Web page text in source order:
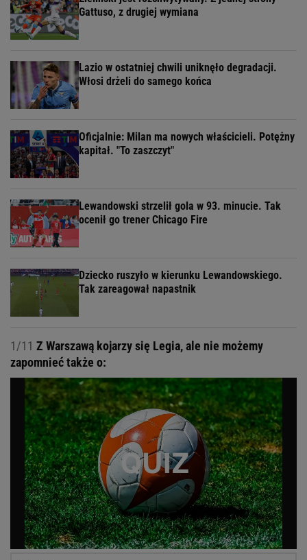
Gattuso, z drugiej wymiana
Lazio w ostatniej chwili uniknęło degradacji.
Włosi drżeli do samego końca
Oficjalnie: Milan ma nowych właścicieli. Potężny
kapitał. "To zaszczyt"
Lewandowski strzelił gola w 93. minucie. Tak
ocenił go trener Chicago Fire
Dziecko ruszyło w kierunku Lewandowskiego.
Tak zareagował napastnik
1/11 Z Warszawą kojarzy się Legia, ale nie możemy
zapomnieć także o: